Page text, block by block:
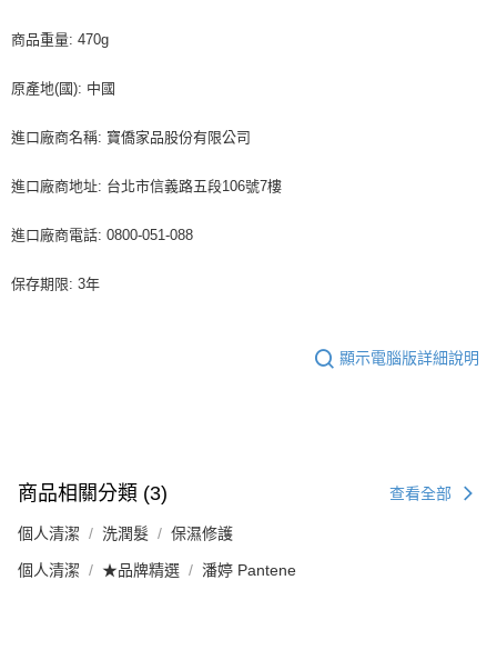
商品重量: 470g
原產地(國): 中國
進口廠商名稱: 寶僑家品股份有限公司
進口廠商地址: 台北市信義路五段106號7樓
進口廠商電話: 0800-051-088
保存期限: 3年
顯示電腦版詳細說明
商品相關分類 (3) 查看全部
個人清潔 洗潤髮 保濕修護
個人清潔 ★品牌精選 潘婷 Pantene